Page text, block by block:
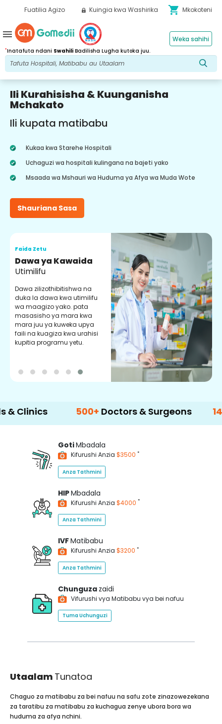
Fuatilia Agizo Kuingia kwa Washirika shopping_cart Mkokoteni
*Inatafuta ndani Swahili Badilisha Lugha kutoka juu.
Weka sahihi
menu
Ili Kurahisisha & Kuunganisha
Mchakato
Ili kupata matibabu
Kukaa kwa Starehe Hospitali
Uchaguzi wa hospitali kulingana na bajeti yako
Msaada wa Mshauri wa Huduma ya Afya wa Muda Wote
Shauriana Sasa
Faida Zetu
Dawa ya Kawaida
Utimilifu
Dawa zilizothibitishwa na
duka la dawa kwa utimilifu
wa maagizo yako. pata
masasisho ya mara kwa
mara juu ya kuweka upya
faili na kuagiza kwa urahisi
kupitia programu yetu.
500+ Doctors & Surgeons 14+
GotiMbadala
Kifurushi Anzia $3500 *
Anza Tathmini
HIPMbadala
Kifurushi Anzia $4000 *
Anza Tathmini
IVFMatibabu
Kifurushi Anzia $3200 *
Anza Tathmini
Chunguza zaidi
Vifurushi vya Matibabu vya bei nafuu
Tuma Uchunguzi
Utaalam Tunatoa
Chaguo za matibabu za bei nafuu na safu zote zinazowezekana
za taratibu za matibabu za kuchagua zenye ubora bora wa
huduma za afya nchini.